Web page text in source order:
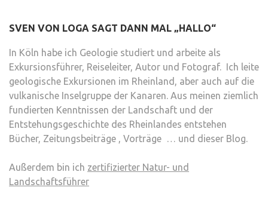
SVEN VON LOGA SAGT DANN MAL „HALLO“
In Köln habe ich Geologie studiert und arbeite als
Exkursionsführer, Reiseleiter, Autor und Fotograf. Ich leite
geologische Exkursionen im Rheinland, aber auch auf die
vulkanische Inselgruppe der Kanaren. Aus meinen ziemlich
fundierten Kenntnissen der Landschaft und der
Entstehungsgeschichte des Rheinlandes entstehen
Bücher, Zeitungsbeiträge , Vorträge … und dieser Blog.
Außerdem bin ich zertifizierter Natur- und
Landschaftsführer